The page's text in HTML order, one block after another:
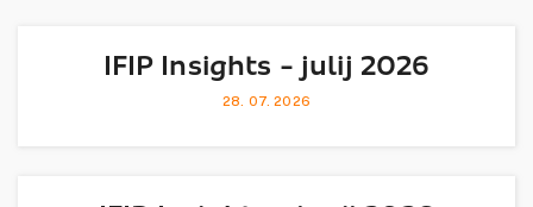
IFIP Insights - julij 2026
28. 07. 2026